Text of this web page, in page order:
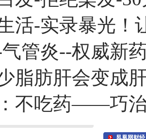
活-实录暴光！
管炎--权威新
脂肪肝会变成
不吃药——巧
凤凰网财经